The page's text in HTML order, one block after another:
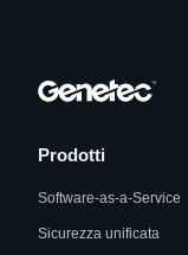
Prodotti
Software-as-a-Service
Sicurezza unificata